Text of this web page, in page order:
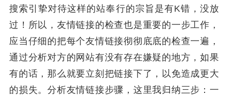
搜索引挚对待这样的站奉行的宗旨是有K错，没放
过！所以，友情链接的检查也是重要的一步工作，
应当仔细的把每个友情链接彻彻底底的检查一遍，
通过分析对方的网站有没有存在嫌疑的地方，如果
有的话，那么就要立刻把链接下了，以免造成更大
的损失。分析友情链接步骤，这里我归纳三步：一